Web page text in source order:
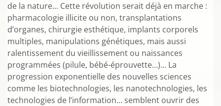
de la nature... Cette révolution serait déjà en marche :
pharmacologie illicite ou non, transplantations
d’organes, chirurgie esthétique, implants corporels
multiples, manipulations génétiques, mais aussi
ralentissement du vieillissement ou naissances
programmées (pilule, bébé-éprouvette…)... La
progression exponentielle des nouvelles sciences
comme les biotechnologies, les nanotechnologies, les
technologies de l’information… semblent ouvrir des